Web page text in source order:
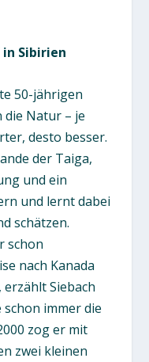
Sibirien
50-jährigen
die Natur – je
desto besser.
der Taiga,
und ein
und lernt dabei
schätzen.
schon
nach Kanada
Siebach
schon immer die
zog er mit
zwei kleinen